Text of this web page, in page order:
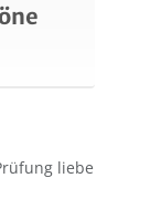
liebe